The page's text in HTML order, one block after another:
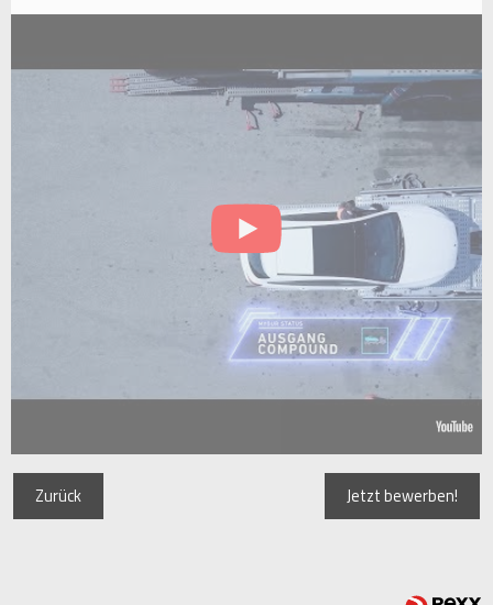
Zurück Jetzt bewerben!